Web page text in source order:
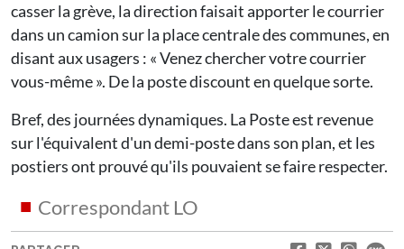
casser la grève, la direction faisait apporter le courrier
dans un camion sur la place centrale des communes, en
disant aux usagers : « Venez chercher votre courrier
vous-même ». De la poste discount en quelque sorte.
Bref, des journées dynamiques. La Poste est revenue
sur l'équivalent d'un demi-poste dans son plan, et les
postiers ont prouvé qu'ils pouvaient se faire respecter.
Correspondant LO